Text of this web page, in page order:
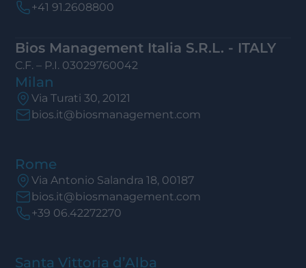
+41 91.2608800
Bios Management Italia S.R.L. - ITALY
C.F. – P.I. 03029760042
Milan
Via Turati 30, 20121
bios.it@biosmanagement.com
Rome
Via Antonio Salandra 18, 00187
bios.it@biosmanagement.com
+39 06.42272270
Santa Vittoria d’Alba